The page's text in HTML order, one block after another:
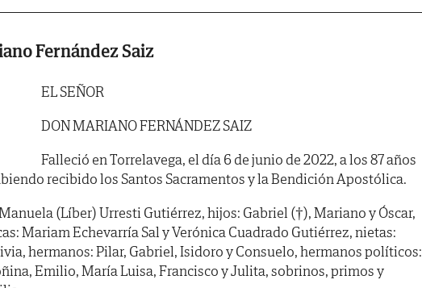
Fernández Saiz
EL SEÑOR
DON MARIANO FERNÁNDEZ SAIZ
Falleció en Torrelavega, el día 6 de junio de 2022, a los 87 años
recibido los Santos Sacramentos y la Bendición Apostólica.
(Líber) Urresti Gutiérrez, hijos: Gabriel (†), Mariano y Óscar,
Mariam Echevarría Sal y Verónica Cuadrado Gutiérrez, nietas:
hermanos: Pilar, Gabriel, Isidoro y Consuelo, hermanos políticos:
Emilio, María Luisa, Francisco y Julita, sobrinos, primos y